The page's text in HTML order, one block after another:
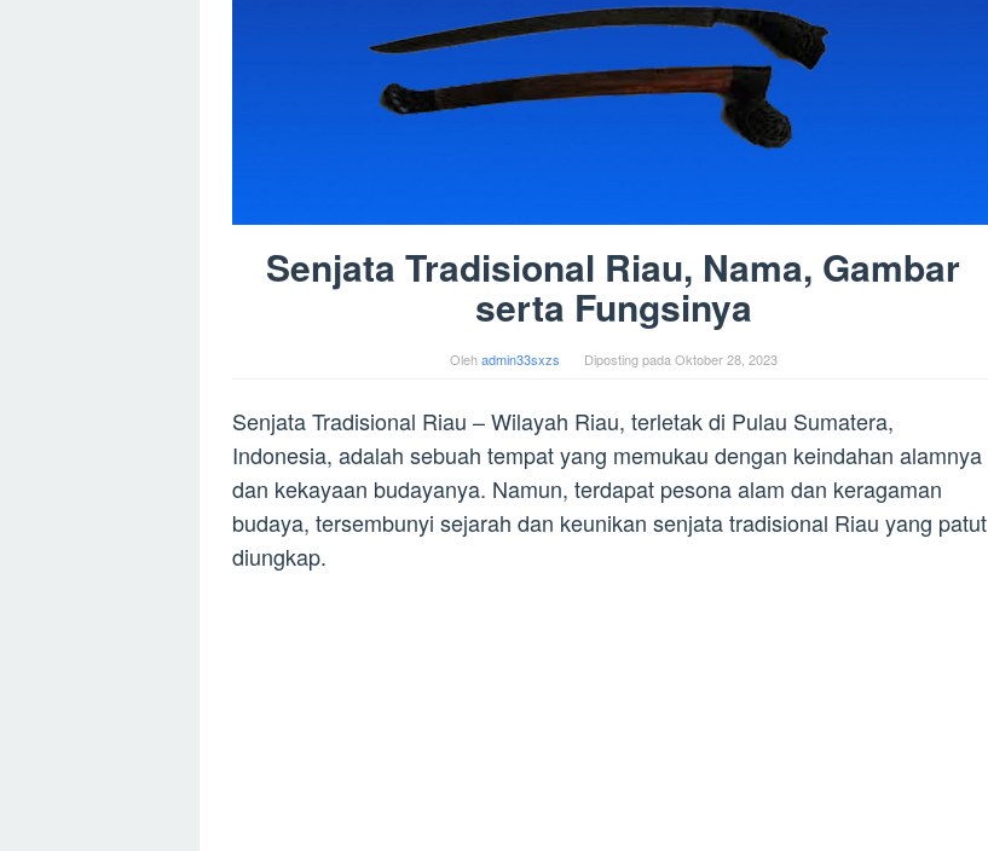
Senjata Tradisional Riau, Nama, Gambar
serta Fungsinya
Olehadmin33sxzs Diposting padaOktober 28, 2023
Senjata Tradisional Riau – Wilayah Riau, terletak di Pulau Sumatera,
Indonesia, adalah sebuah tempat yang memukau dengan keindahan alamnya
dan kekayaan budayanya. Namun, terdapat pesona alam dan keragaman
budaya, tersembunyi sejarah dan keunikan senjata tradisional Riau yang patut
diungkap.